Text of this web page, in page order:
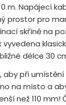
m. Napájecí
prostor pro
skříně na
vyvedena
délce 30
aby při
na místo a
než 110 mm!